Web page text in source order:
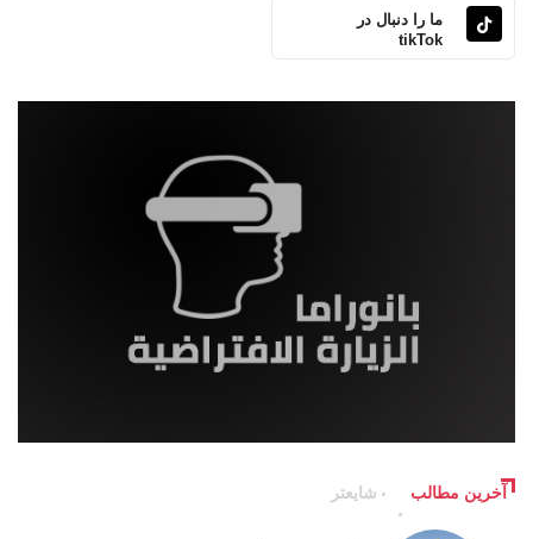
ما را دنبال در
tikTok
آخرین مطالب شایعتر